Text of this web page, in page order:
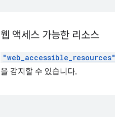
웹 액세스 가능한 리소스
"web_accessible_resources"
을 감지할 수 있습니다.